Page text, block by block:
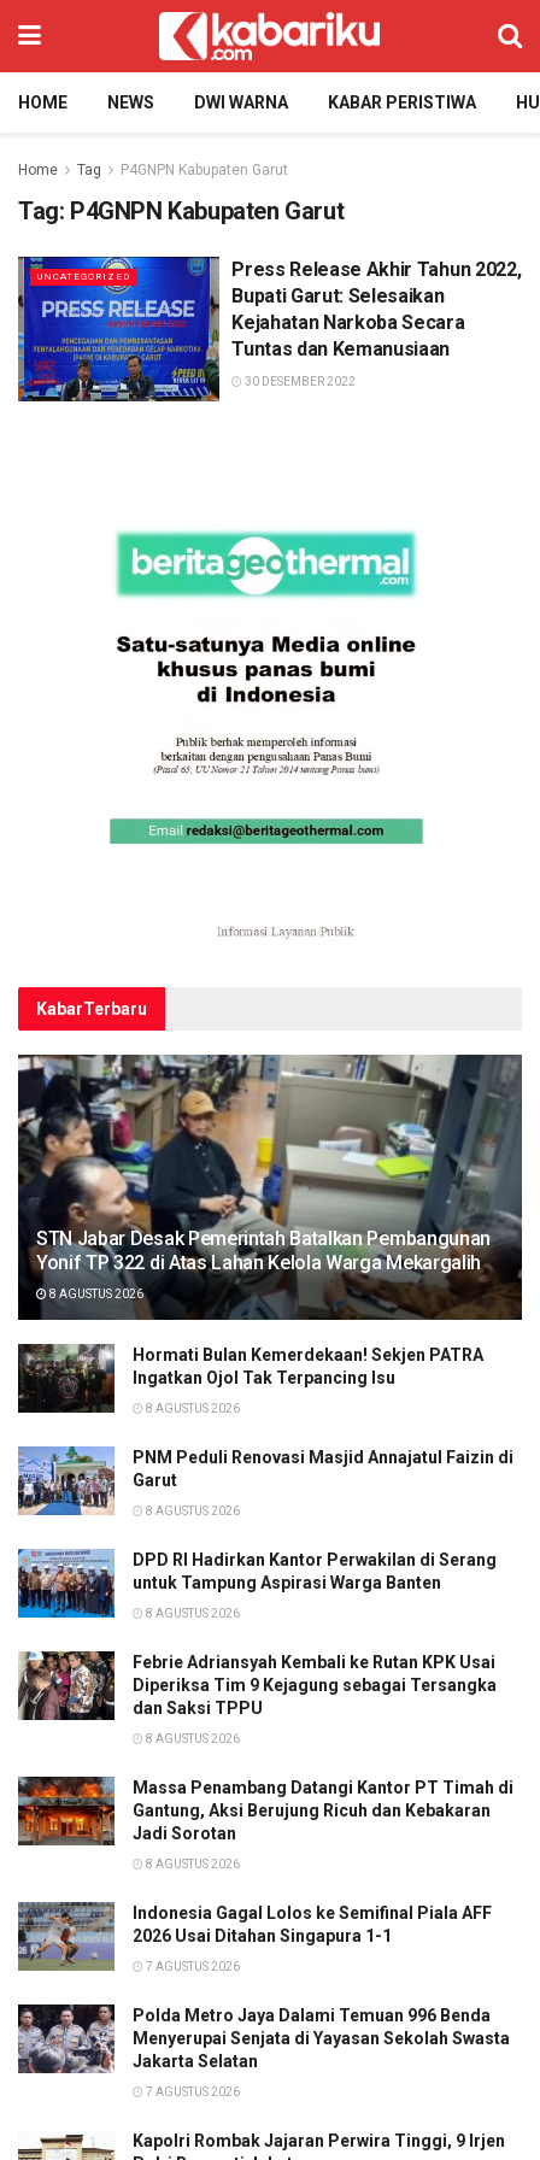
HOME NEWS DWI WARNA KABAR PERISTIWA
Home Tag P4GNPN Kabupaten Garut
Tag: P4GNPN Kabupaten Garut
UNCATEGORIZED
Press Release Akhir Tahun 2022,
Bupati Garut: Selesaikan
Kejahatan Narkoba Secara
Tuntas dan Kemanusiaan
30 DESEMBER 2022
KabarTerbaru
STN Jabar Desak Pemerintah Batalkan Pembangunan
Yonif TP 322 di Atas Lahan Kelola Warga Mekargalih
8 AGUSTUS 2026
Hormati Bulan Kemerdekaan! Sekjen PATRA
Ingatkan Ojol Tak Terpancing Isu
8 AGUSTUS 2026
PNM Peduli Renovasi Masjid Annajatul Faizin di
Garut
8 AGUSTUS 2026
DPD RI Hadirkan Kantor Perwakilan di Serang
untuk Tampung Aspirasi Warga Banten
8 AGUSTUS 2026
Febrie Adriansyah Kembali ke Rutan KPK Usai
Diperiksa Tim 9 Kejagung sebagai Tersangka
dan Saksi TPPU
8 AGUSTUS 2026
Massa Penambang Datangi Kantor PT Timah di
Gantung, Aksi Berujung Ricuh dan Kebakaran
Jadi Sorotan
8 AGUSTUS 2026
Indonesia Gagal Lolos ke Semifinal Piala AFF
2026 Usai Ditahan Singapura 1-1
7 AGUSTUS 2026
Polda Metro Jaya Dalami Temuan 996 Benda
Menyerupai Senjata di Yayasan Sekolah Swasta
Jakarta Selatan
7 AGUSTUS 2026
Kapolri Rombak Jajaran Perwira Tinggi, 9 Irjen